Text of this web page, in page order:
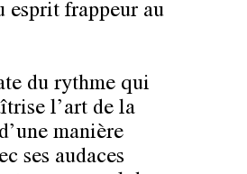
esprit frappeur au
du rythme qui
l’art de la
manière
ses audaces